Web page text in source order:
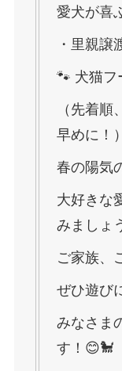
愛犬が喜
・里親譲
🐾 犬猫フ
（先着
早めに！）
春の陽気
大好きな
みましょ
ご家族、
ぜひ遊び
みなさま
す！😊🐩